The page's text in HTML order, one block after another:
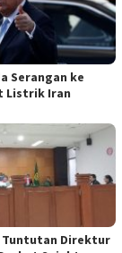
Serangan ke
Listrik Iran
Tuntutan Direktur